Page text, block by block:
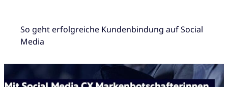
So geht erfolgreiche Kundenbindung auf Social
Media